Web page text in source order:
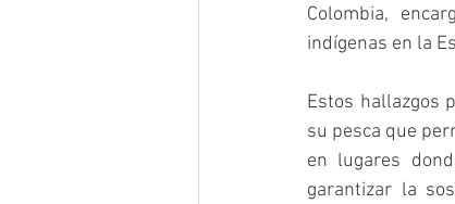
Colombia,
indígenas en la
Estos hallazgos
su pesca que
en lugares
garantizar la